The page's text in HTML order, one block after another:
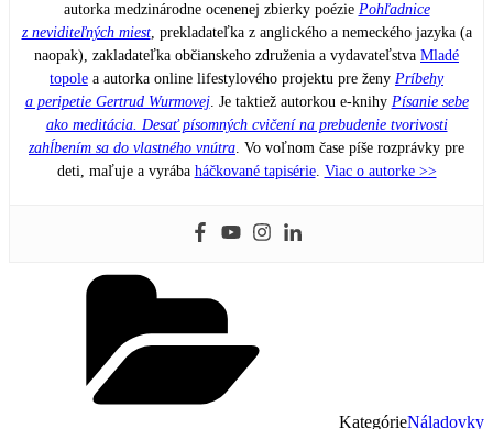
autorka medzinárodne ocenenej zbierky poézie Pohľadnice
z neviditeľných miest, prekladateľka z anglického a nemeckého jazyka (a
naopak), zakladateľka občianskeho združenia a vydavateľstva Mladé
topole a autorka online lifestylového projektu pre ženy Príbehy
a peripetie Gertrud Wurmovej. Je taktiež autorkou e-knihy Písanie sebe
ako meditácia. Desať písomných cvičení na prebudenie tvorivosti
zahĺbením sa do vlastného vnútra. Vo voľnom čase píše rozprávky pre
deti, maľuje a vyrába háčkované tapisérie. Viac o autorke >>
KategórieNáladovky